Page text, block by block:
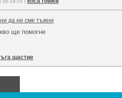
06-18-15 |
да не сме тъжни
ще помогне
щастие